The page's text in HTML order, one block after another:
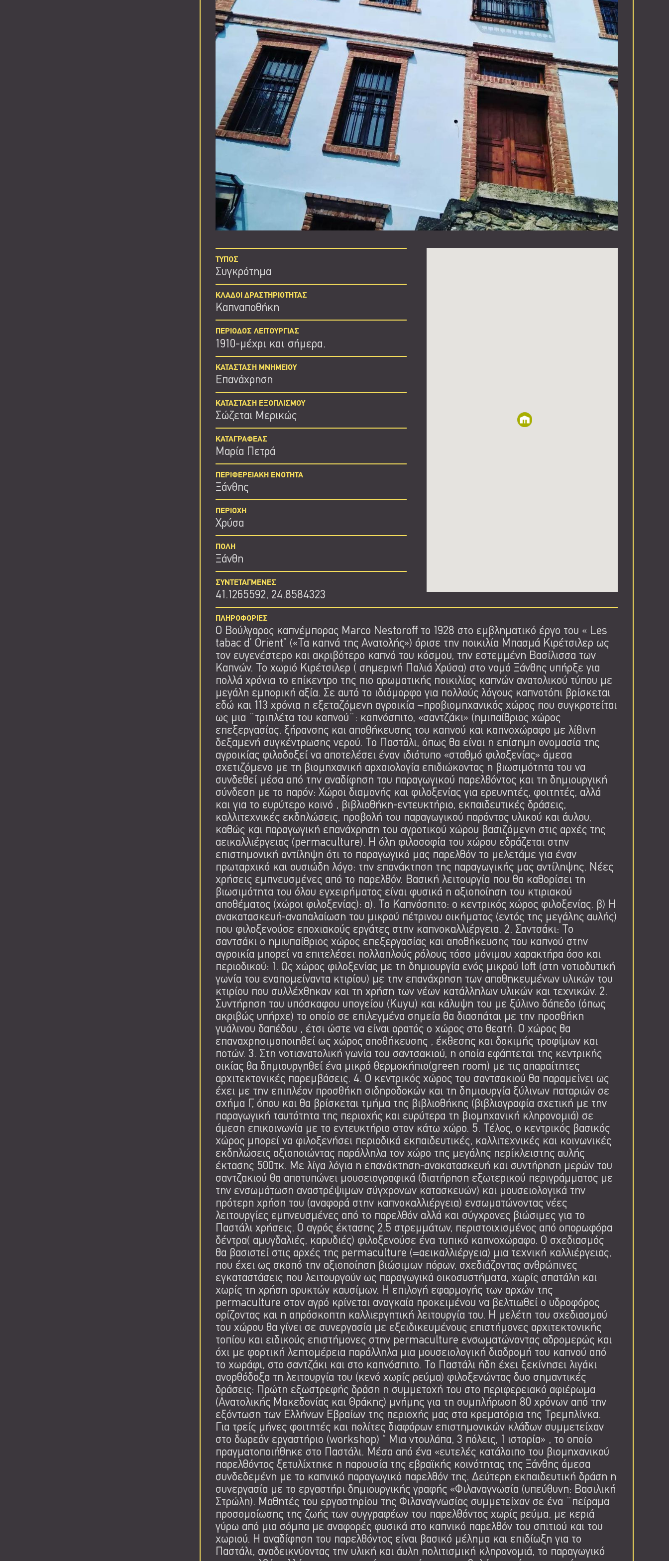
ΤΥΠΟΣ
Συγκρότημα
ΚΛΑΔΟΙ ΔΡΑΣΤΗΡΙΟΤΗΤΑΣ
Καπναποθήκη
ΠΕΡΙΟΔΟΣ ΛΕΙΤΟΥΡΓΙΑΣ
1910-μέχρι και σήμερα.
ΚΑΤΑΣΤΑΣΗ ΜΝΗΜΕΙΟΥ
Επανάχρηση
ΚΑΤΑΣΤΑΣΗ ΕΞΟΠΛΙΣΜΟΥ
Σώζεται Μερικώς
ΚΑΤΑΓΡΑΦΕΑΣ
Μαρία Πετρά
ΠΕΡΙΦΕΡΕΙΑΚΗ ΕΝΟΤΗΤΑ
Ξάνθης
ΠΕΡΙΟΧΗ
Χρύσα
ΠΟΛΗ
Ξάνθη
ΣΥΝΤΕΤΑΓΜΕΝΕΣ
41.1265592, 24.8584323
ΠΛΗΡΟΦΟΡΙΕΣ
O Βούλγαρος καπνέμπορας Marco Nestoroff το 1928 στο εμβληματικό έργο του « Les
tabac d’ Orient” («Τα καπνά της Ανατολής») όρισε την ποικιλία Μπασμά Κιρέτσιλερ ως
τον ευγενέστερο και ακριβότερο καπνό του κόσμου, την εστεμμένη Βασίλισσα των
Καπνών. Το χωριό Κιρέτσιλερ ( σημερινή Παλιά Χρύσα) στο νομό Ξάνθης υπήρξε για
πολλά χρόνια το επίκεντρο της πιο αρωματικής ποικιλίας καπνών ανατολικού τύπου με
μεγάλη εμπορική αξία. Σε αυτό το ιδιόμορφο για πολλούς λόγους καπνοτόπι βρίσκεται
εδώ και 113 χρόνια η εξεταζόμενη αγροικία –προβιομηχανικός χώρος που συγκροτείται
ως μια ¨τριπλέτα του καπνού¨: καπνόσπιτο, «σαντζάκι» (ημιπαίθριος χώρος
επεξεργασίας, ξήρανσης και αποθήκευσης του καπνού και καπνοχώραφο με λίθινη
δεξαμενή συγκέντρωσης νερού. Το Παστάλι, όπως θα είναι η επίσημη ονομασία της
αγροικίας φιλοδοξεί να αποτελέσει έναν ιδιότυπο «σταθμό φιλοξενίας» άμεσα
σχετιζόμενο με τη βιομηχανική αρχαιολογία επιδιώκοντας η βιωσιμότητα του να
συνδεθεί μέσα από την αναδίφηση του παραγωγικού παρελθόντος και τη δημιουργική
σύνδεση με το παρόν: Χώροι διαμονής και φιλοξενίας για ερευνητές, φοιτητές, αλλά
και για το ευρύτερο κοινό , βιβλιοθήκη-εντευκτήριο, εκπαιδευτικές δράσεις,
καλλιτεχνικές εκδηλώσεις, προβολή του παραγωγικού παρόντος υλικού και άυλου,
καθώς και παραγωγική επανάχρηση του αγροτικού χώρου βασιζόμενη στις αρχές της
αεικαλλιέργειας (permaculture). Η όλη φιλοσοφία του χώρου εδράζεται στην
επιστημονική αντίληψη ότι το παραγωγικό μας παρελθόν το μελετάμε για έναν
πρωταρχικό και ουσιώδη λόγο: την επανάκτηση της παραγωγικής μας αντίληψης. Νέες
χρήσεις εμπνευσμένες από το παρελθόν. Βασική λειτουργία που θα καθορίσει τη
βιωσιμότητα του όλου εγχειρήματος είναι φυσικά η αξιοποίηση του κτιριακού
αποθέματος (χώροι φιλοξενίας): α). Το Καπνόσπιτο: ο κεντρικός χώρος φιλοξενίας. β) Η
ανακατασκευή-αναπαλαίωση του μικρού πέτρινου οικήματος (εντός της μεγάλης αυλής)
που φιλοξενούσε εποχιακούς εργάτες στην καπνοκαλλιέργεια. 2. Σαντσάκι: To
σαντσάκι ο ημιυπαίθριος χώρος επεξεργασίας και αποθήκευσης του καπνού στην
αγροικία μπορεί να επιτελέσει πολλαπλούς ρόλους τόσο μόνιμου χαρακτήρα όσο και
περιοδικού: 1. Ως χώρος φιλοξενίας με τη δημιουργία ενός μικρού loft (στη νοτιοδυτική
γωνία του εναπομείναντα κτιρίου) με την επανάχρηση των αποθηκευμένων υλικών του
κτιρίου που συλλέχθηκαν και τη χρήση των νέων κατάλληλων υλικών και τεχνικών. 2.
Συντήρηση του υπόσκαφου υπoγείου (Kuyu) και κάλυψη του με ξύλινο δάπεδο (όπως
ακριβώς υπήρχε) το οποίο σε επιλεγμένα σημεία θα διασπάται με την προσθήκη
γυάλινου δαπέδου , έτσι ώστε να είναι ορατός ο χώρος στο θεατή. Ο χώρος θα
επαναχρησιμοποιηθεί ως χώρος αποθήκευσης , έκθεσης και δοκιμής τροφίμων και
ποτών. 3. Στη νοτιανατολική γωνία του σαντσακιού, η οποία εφάπτεται της κεντρικής
οικίας θα δημιουργηθεί ένα μικρό θερμοκήπιο(green room) με τις απαραίτητες
αρχιτεκτονικές παρεμβάσεις. 4. Ο κεντρικός χώρος του σαντσακιού θα παραμείνει ως
έχει με την επιπλέον προσθήκη σιδηροδοκών και τη δημιουργία ξύλινων παταριών σε
σχήμα Γ, όπου και θα βρίσκεται τμήμα της βιβλιοθήκης (βιβλιογραφία σχετική με την
παραγωγική ταυτότητα της περιοχής και ευρύτερα τη βιομηχανική κληρονομιά) σε
άμεση επικοινωνία με το εντευκτήριο στον κάτω χώρο. 5. Τέλος, ο κεντρικός βασικός
χώρος μπορεί να φιλοξενήσει περιοδικά εκπαιδευτικές, καλλιτεχνικές και κοινωνικές
εκδηλώσεις αξιοποιώντας παράλληλα τον χώρο της μεγάλης περίκλειστης αυλής
έκτασης 500τκ. Με λίγα λόγια η επανάκτηση-ανακατασκευή και συντήρηση μερών του
σαντζακιού θα αποτυπώνει μουσειογραφικά (διατήρηση εξωτερικού περιγράμματος με
την ενσωμάτωση αναστρέψιμων σύγχρονων κατασκευών) και μουσειολογικά την
πρότερη χρήση του (αναφορά στην καπνοκαλλιέργεια) ενσωματώνοντας νέες
λειτουργίες εμπνευσμένες από το παρελθόν αλλά και σύγχρονες βιώσιμες για το
Παστάλι χρήσεις. Ο αγρός έκτασης 2.5 στρεμμάτων, περιστοιχισμένος από οπορωφόρα
δέντρα( αμυγδαλιές, καρυδιές) φιλοξενούσε ένα τυπικό καπνοχώραφο. Ο σχεδιασμός
θα βασιστεί στις αρχές της permaculture (=αεικαλλιέργεια) μια τεχνική καλλιέργειας,
που έχει ως σκοπό την αξιοποίηση βιώσιμων πόρων, σχεδιάζοντας ανθρώπινες
εγκαταστάσεις που λειτουργούν ως παραγωγικά οικοσυστήματα, χωρίς σπατάλη και
χωρίς τη χρήση ορυκτών καυσίμων. H επιλογή εφαρμογής των αρχών της
permaculture στον αγρό κρίνεται αναγκαία προκειμένου να βελτιωθεί ο υδροφόρος
ορίζοντας και η απρόσκοπτη καλλιεργητική λειτουργία του. Η μελέτη του σχεδιασμού
του χώρου θα γίνει σε συνεργασία με εξειδικευμένους επιστήμονες αρχιτεκτονικής
τοπίου και ειδικούς επιστήμονες στην permaculture ενσωματώνοντας αδρομερώς και
όχι με φορτική λεπτομέρεια παράλληλα μια μουσειολογική διαδρομή του καπνού από
το χωράφι, στο σαντζάκι και στο καπνόσπιτο. Το Παστάλι ήδη έχει ξεκίνησει λιγάκι
ανορθόδοξα τη λειτουργία του (κενό χωρίς ρεύμα) φιλοξενώντας δυο σημαντικές
δράσεις: Πρώτη εξωστρεφής δράση η συμμετοχή του στο περιφερειακό αφιέρωμα
(Ανατολικής Μακεδονίας και Θράκης) μνήμης για τη συμπλήρωση 80 χρόνων από την
εξόντωση των Ελλήνων Εβραίων της περιοχής μας στα κρεματόρια της Τρεμπλίνκα.
Για τρείς μήνες φοιτητές και πολίτες διαφόρων επιστημονικών κλάδων συμμετείχαν
στο δωρεάν εργαστήριο (workshop) “ Μια ντουλάπα, 3 πόλεις, 1 ιστορία» , το οποίο
πραγματοποιήθηκε στο Παστάλι. Μέσα από ένα «ευτελές κατάλοιπο του βιομηχανικού
παρελθόντος ξετυλίχτηκε η παρουσία της εβραϊκής κοινότητας της Ξάνθης άμεσα
συνδεδεμένη με το καπνικό παραγωγικό παρελθόν της. Δεύτερη εκπαιδευτική δράση η
συνεργασία με το εργαστήρι δημιουργικής γραφής «Φιλαναγνωσία (υπεύθυνη: Βασιλική
Στρώλη). Μαθητές του εργαστηρίου της Φιλαναγνωσίας συμμετείχαν σε ένα ¨πείραμα
προσομοίωσης της ζωής των συγγραφέων του παρελθόντος χωρίς ρεύμα, με κεριά
γύρω από μια σόμπα με αναφορές φυσικά στο καπνικό παρελθόν του σπιτιού και του
χωριού. Η αναδίφηση του παρελθόντος είναι βασικό μέλημα και επιδίωξη για το
Παστάλι, αναδεικνύοντας την υλική και άυλη πολιτισμική κληρονομιά, το παραγωγικό